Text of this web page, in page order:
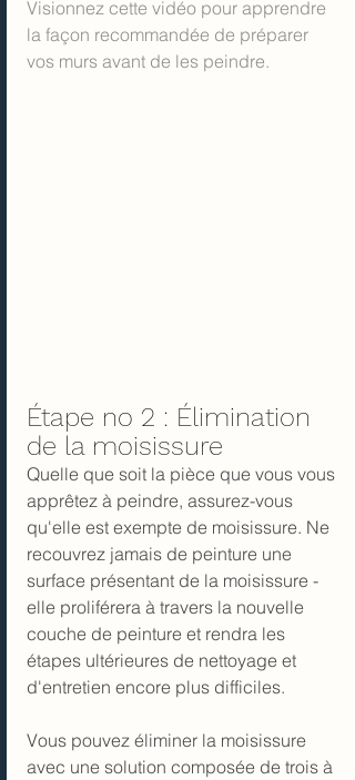
Visionnez cette vidéo pour apprendre
la façon recommandée de préparer
vos murs avant de les peindre.
Étape no 2 : Élimination
de la moisissure
Quelle que soit la pièce que vous vous
apprêtez à peindre, assurez-vous
qu'elle est exempte de moisissure. Ne
recouvrez jamais de peinture une
surface présentant de la moisissure -
elle proliférera à travers la nouvelle
couche de peinture et rendra les
étapes ultérieures de nettoyage et
d'entretien encore plus difficiles.
Vous pouvez éliminer la moisissure
avec une solution composée de trois à